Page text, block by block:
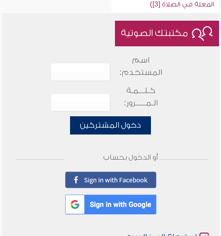
المعلة في الصلاة [3])
مكتبتك الصوتية
اسم
المستخدم:
كـلـــمـة
الـمـــــرور:
دخول المشتركين
أو الدخول بحساب